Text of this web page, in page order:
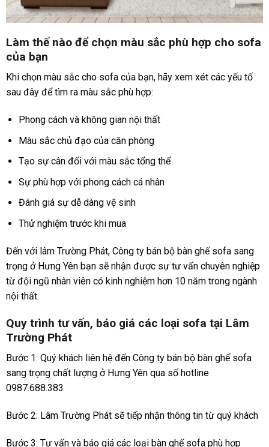
Làm thế nào để chọn màu sắc phù hợp cho sofa
của bạn
Khi chọn màu sắc cho sofa của bạn, hãy xem xét các yếu tố
sau đây để tìm ra màu sắc phù hợp:
Phong cách và không gian nội thất
Màu sắc chủ đạo của căn phòng
Tạo sự cân đối với màu sắc tổng thể
Sự phù hợp với phong cách cá nhân
Đánh giá sự dễ dàng vệ sinh
Thử nghiệm trước khi mua
Đến với lâm Trường Phát, Công ty bán bộ bàn ghế sofa sang
trọng ở Hưng Yên bạn sẽ nhận được sự tư vấn chuyên nghiệp
từ đội ngũ nhân viên có kinh nghiệm hơn 10 năm trong ngành
nội thất.
Quy trình tư vấn, báo giá các loại sofa tại Lâm
Trường Phát
Bước 1: Quý khách liên hệ đến Công ty bán bộ bàn ghế sofa
sang trọng chất lượng ở Hưng Yên qua số hotline
0987.688.383
Bước 2: Lâm Trường Phát sẽ tiếp nhận thông tin từ quý khách
Bước 3: Tư vấn và báo giá các loại bàn ghế sofa phù hợp